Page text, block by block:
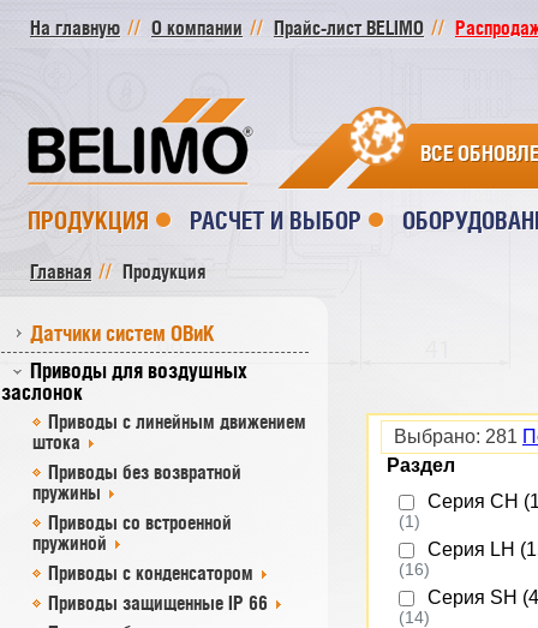
На главную О компании Прайс-лист BELIMO
ВСЕ
ПРОДУКЦИЯ РАСЧЕТ И ВЫБОР
Главная Продукция
Датчики систем ОВиК
Приводы для воздушных
заслонок
Приводы с линейным движением
штока
Приводы без возвратной
пружины
Приводы со встроенной
пружиной
Приводы с конденсатором
Приводы защищенные IP 66
Раздел
Серия СH
(1)
Серия LH
(16)
Серия SH
(14)
Выбрано: 281